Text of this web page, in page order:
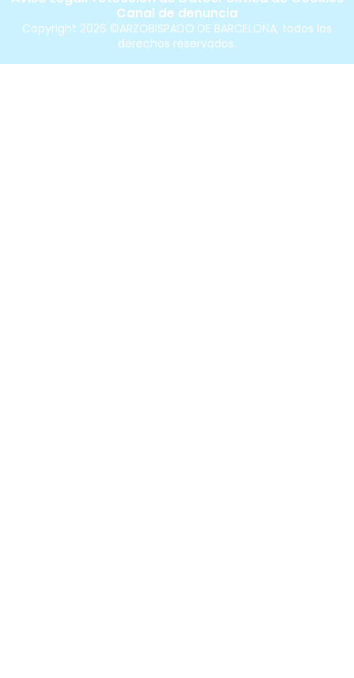
Copyright 2026 ©ARZOBISPADO DE BARCELONA, todos los
derechos reservados.
Canal de denuncia